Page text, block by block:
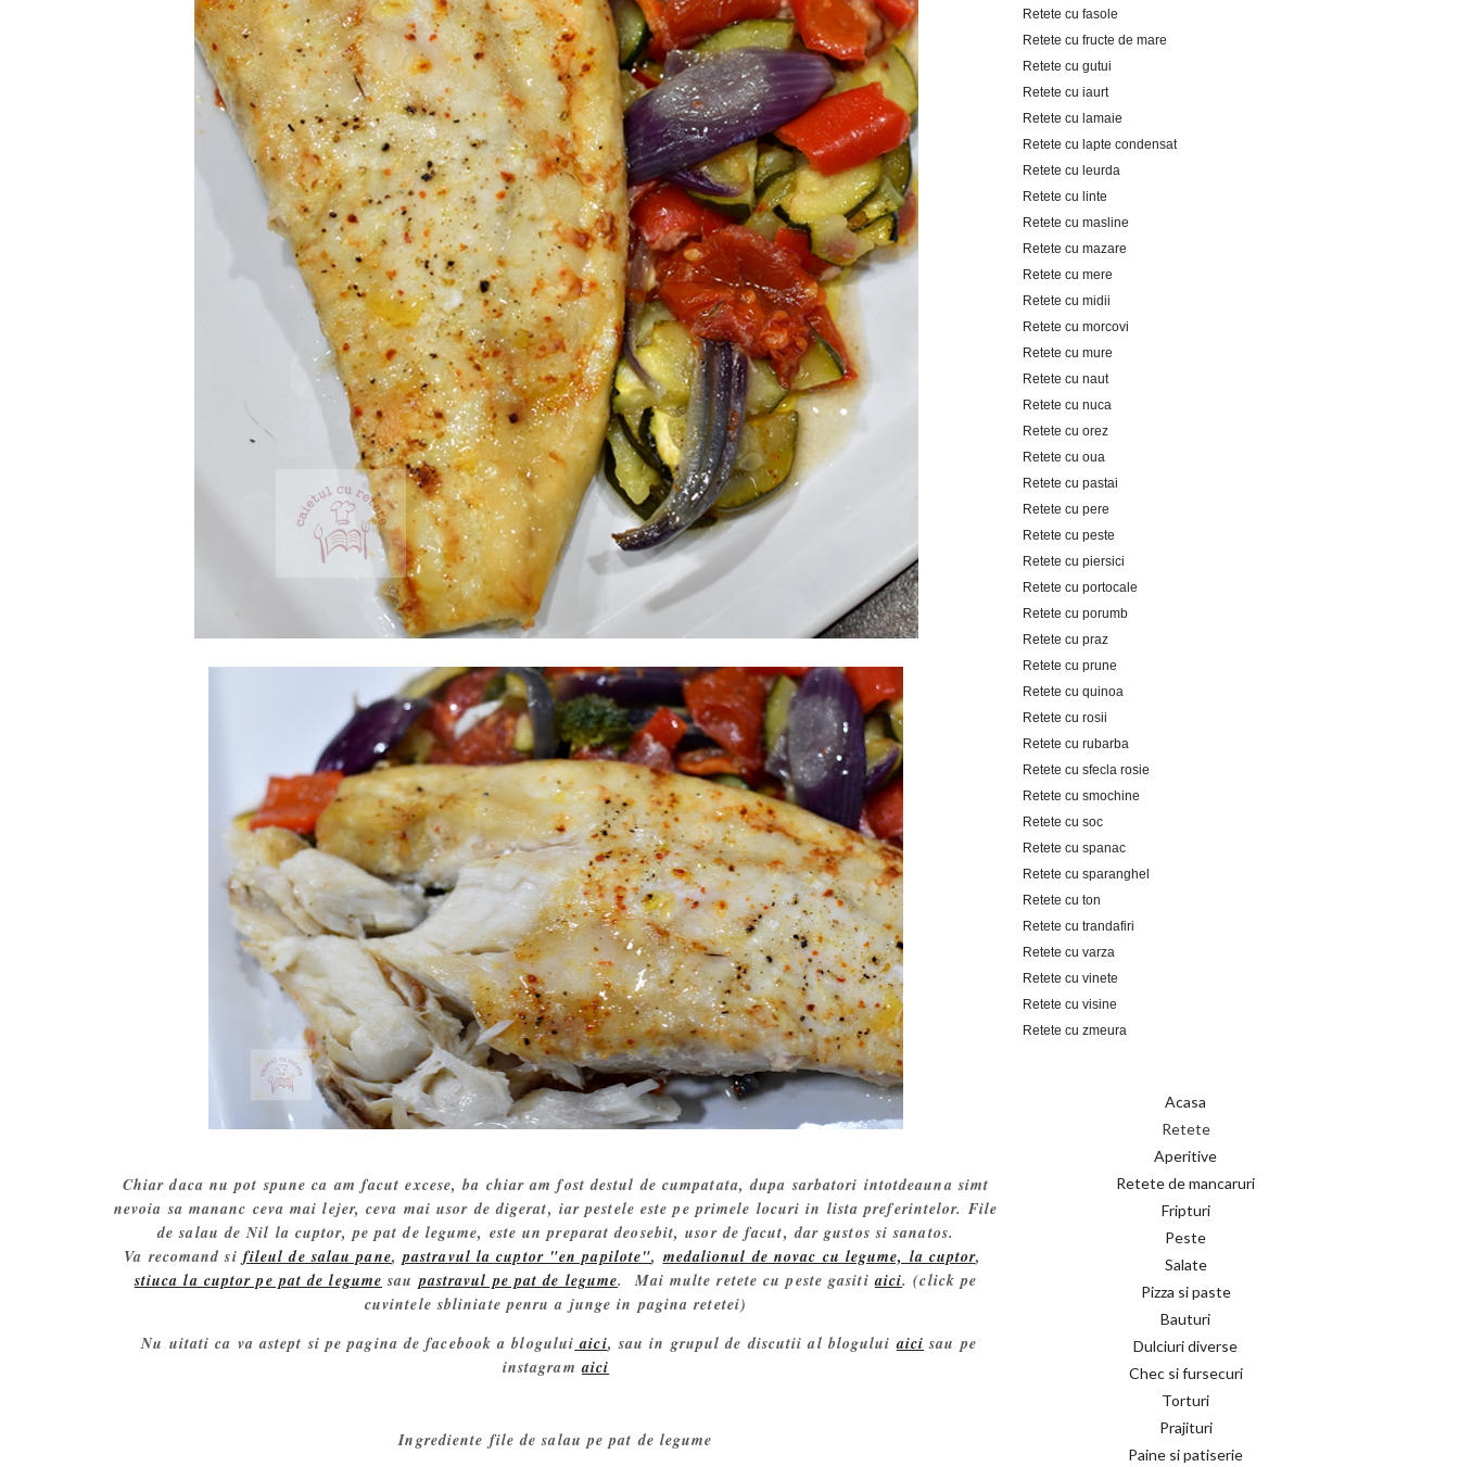
Chiar daca nu pot spune ca am facut excese, ba chiar am fost destul de cumpatata, dupa sarbatori intotdeauna simt
nevoia sa mananc ceva mai lejer, ceva mai usor de digerat, iar pestele este pe primele locuri in lista preferintelor. File
de salau de Nil la cuptor, pe pat de legume, este un preparat deosebit, usor de facut, dar gustos si sanatos.
Va recomand si fileul de salau pane,pastravul la cuptor "en papilote", medalionul de novac cu legume, la cuptor,
stiuca la cuptor pe pat de legume saupastravul pe pat de legume. Mai multe retete cu peste gasitiaici. (click pe
cuvintele sbliniate penru a junge in pagina retetei)
Nu uitati ca va astept si pe pagina de facebook a blogului aici, sau in grupul de discutii al bloguluiaici sau pe
instagramaici
Ingrediente file de salau pe pat de legume
Retete cu fasole
Retete cu fructe de mare
Retete cu gutui
Retete cu iaurt
Retete cu lamaie
Retete cu lapte condensat
Retete cu leurda
Retete cu linte
Retete cu masline
Retete cu mazare
Retete cu mere
Retete cu midii
Retete cu morcovi
Retete cu mure
Retete cu naut
Retete cu nuca
Retete cu orez
Retete cu oua
Retete cu pastai
Retete cu pere
Retete cu peste
Retete cu piersici
Retete cu portocale
Retete cu porumb
Retete cu praz
Retete cu prune
Retete cu quinoa
Retete cu rosii
Retete cu rubarba
Retete cu sfecla rosie
Retete cu smochine
Retete cu soc
Retete cu spanac
Retete cu sparanghel
Retete cu ton
Retete cu trandafiri
Retete cu varza
Retete cu vinete
Retete cu visine
Retete cu zmeura
Acasa
Retete
Aperitive
Retete de mancaruri
Fripturi
Peste
Salate
Pizza si paste
Bauturi
Dulciuri diverse
Chec si fursecuri
Torturi
Prajituri
Paine si patiserie